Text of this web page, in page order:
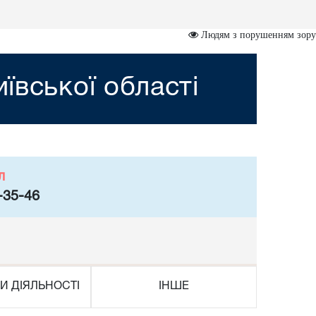
Людям з порушенням зору
області
35-46
ДІЯЛЬНОСТІ ІНШЕ